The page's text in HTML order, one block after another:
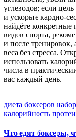
углеводов; если
и ускорьте
найдёте конкретные
видов спорта,
и после тренировок,
веса без стресса.
использовать
числа в
вас каждый день.
диета боксеров
калорийность
Что едят боксеры,